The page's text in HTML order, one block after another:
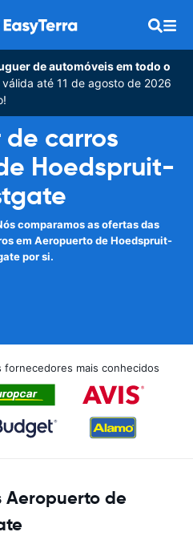
de automóveis em todo o
até 11 de agosto de 2026
carros
Hoedspruit-
comparamos as ofertas das
em Aeropuerto de Hoedspruit-
por si.
fornecedores mais conhecidos
Aeropuerto de